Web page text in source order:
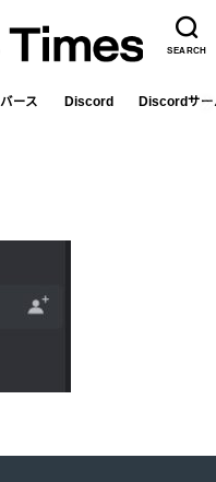
SEARCH
ース Discord Discordサー